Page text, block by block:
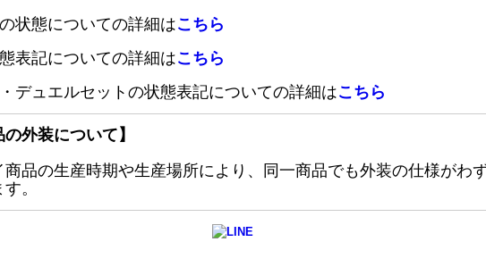
状態についての詳細はこちら
表記についての詳細はこちら
デュエルセットの状態表記についての詳細はこちら
の外装について】
品の生産時期や生産場所により、同一商品でも外装の仕様がわ
。